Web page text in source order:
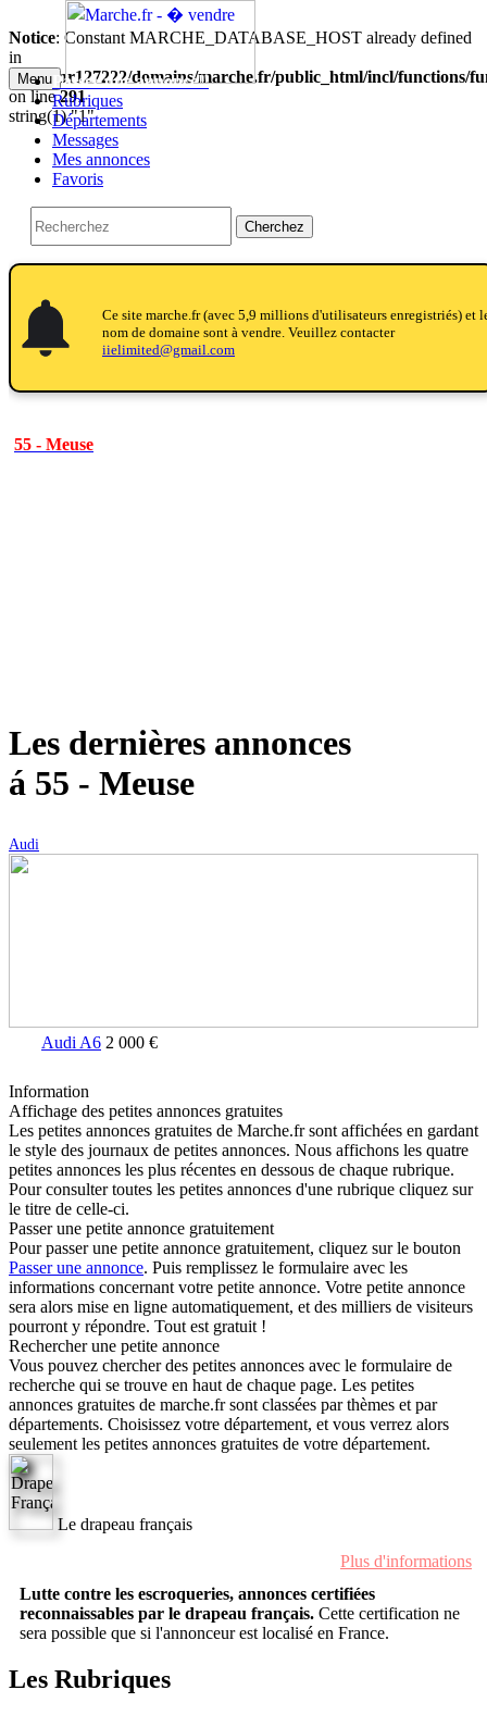
Notice: Constant MARCHE_DATABASE_HOST already defined
in
/home/nr127222/domains/marche.fr/public_html/incl/functions/
on line291
string(1) "1"
Menu Passer une annonce!!
Rubriques
Départements
Messages
Mes annonces
Favoris
Cherchez
notifications
notifications
Ce site marche.fr (avec 5,9 millions d'utilisateurs enregistriés) et
nom de domaine sont à vendre. Veuillez contacter
iielimited@gmail.com
55 - Meuse
Les dernières annonces
á 55 - Meuse
Audi
Audi A6 2 000 €
Information
Affichage des petites annonces gratuites
Les petites annonces gratuites de Marche.fr sont affichées en gardant
le style des journaux de petites annonces. Nous affichons les quatre
petites annonces les plus récentes en dessous de chaque rubrique.
Pour consulter toutes les petites annonces d'une rubrique cliquez sur
le titre de celle-ci.
Passer une petite annonce gratuitement
Pour passer une petite annonce gratuitement, cliquez sur le bouton
Passer une annonce. Puis remplissez le formulaire avec les
informations concernant votre petite annonce. Votre petite annonce
sera alors mise en ligne automatiquement, et des milliers de visiteurs
pourront y répondre. Tout est gratuit !
Rechercher une petite annonce
Vous pouvez chercher des petites annonces avec le formulaire de
recherche qui se trouve en haut de chaque page. Les petites
annonces gratuites de marche.fr sont classées par thèmes et par
départements. Choisissez votre département, et vous verrez alors
seulement les petites annonces gratuites de votre département.
Le drapeau français
Plus d'informations
Lutte contre les escroqueries, annonces certifiées
reconnaissables par le drapeau français. Cette certification ne
sera possible que si l'annonceur est localisé en France.
Les Rubriques